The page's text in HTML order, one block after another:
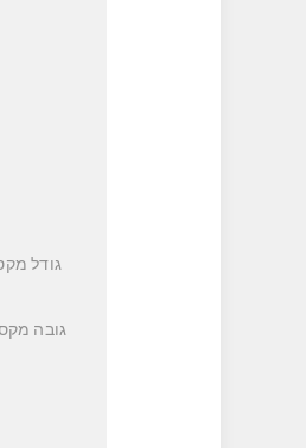
גודל
גובה